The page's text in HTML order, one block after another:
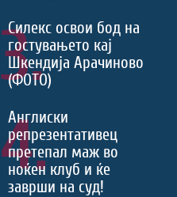
3.
Силекс освои бод на
гостувањето кај
Шкендија Арачиново
(ФОТО)
4.
Англиски
репрезентативец
претепал маж во
ноќен клуб и ќе
заврши на суд!